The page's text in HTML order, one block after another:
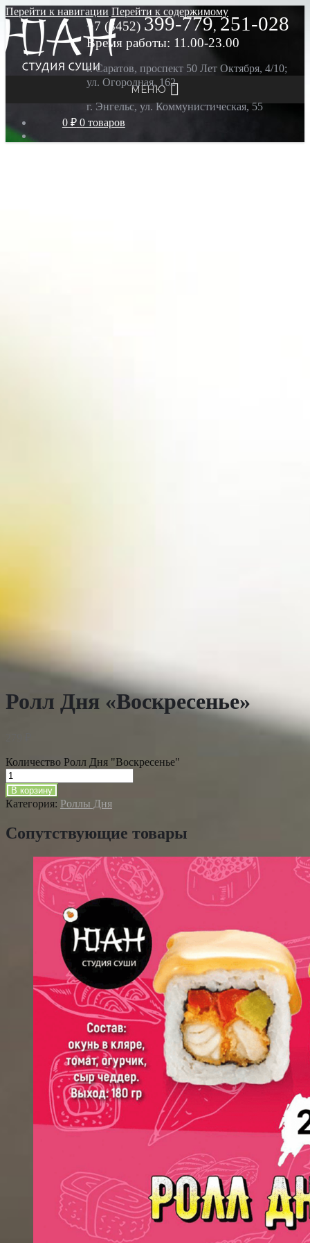
Перейти к навигации Перейти к содержимому
МЕНЮ
0 ₽ 0 товаров
+7 (8452) 399-779, 251-028
Время работы: 11.00-23.00
г. Саратов, проспект 50 Лет Октября, 4/10;
ул. Огородная, 162
г. Энгельс, ул. Коммунистическая, 55
Ролл Дня «Воскресенье»
Количество Ролл Дня "Воскресенье"
В корзину
Категория: Роллы Дня
Сопутствующие товары